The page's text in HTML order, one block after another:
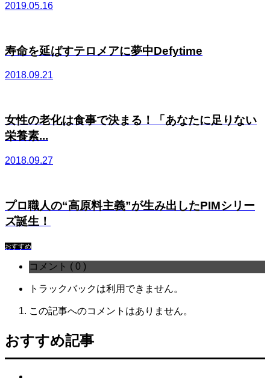
2019.05.16
寿命を延ばすテロメアに夢中Defytime
2018.09.21
女性の老化は食事で決まる！「あなたに足りない
栄養素...
2018.09.27
プロ職人の“高原料主義”が生み出したPIMシリー
ズ誕生！
おすすめ
コメント ( 0 )
トラックバックは利用できません。
この記事へのコメントはありません。
おすすめ記事